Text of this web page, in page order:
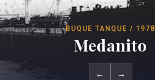
BUQUE TANQUE / 1978
Medanito
← →